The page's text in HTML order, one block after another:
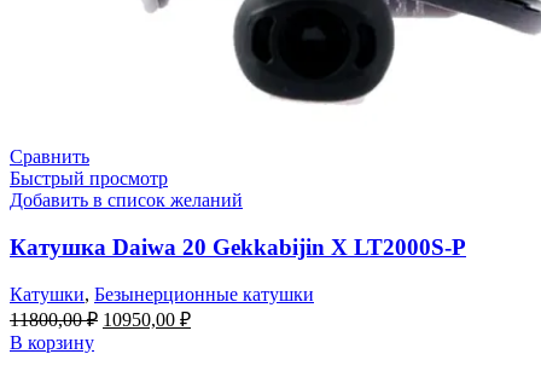
Сравнить
Быстрый просмотр
Добавить в список желаний
Катушка Daiwa 20 Gekkabijin X LT2000S-P
Катушки, Безынерционные катушки
11800,00₽ 10950,00 ₽
В корзину